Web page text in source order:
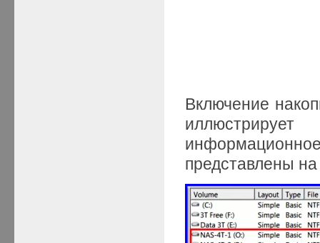
Включение
представлены